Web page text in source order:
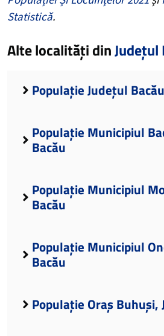
Statistică.
Alte localități dinJudețul
Populație Județul Bacău
Populație Municipiul
Bacău
Populație Municipiul
Bacău
Populație Municipiul
Bacău
Populație Oraș Buhuși,